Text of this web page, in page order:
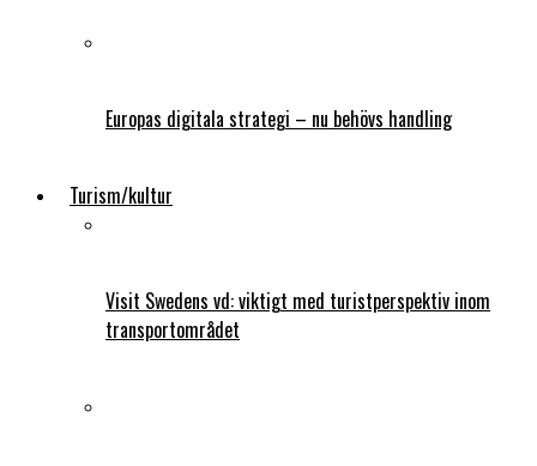
Europas digitala strategi – nu behövs handling
Turism/kultur
Visit Swedens vd: viktigt med turistperspektiv inom
transportområdet